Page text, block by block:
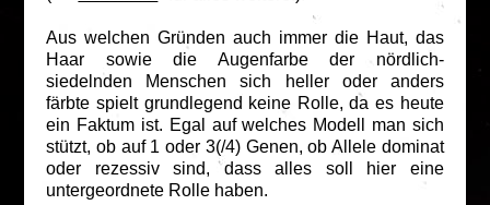
Aus welchen Gründen auch immer die Haut, das
Haar sowie die Augenfarbe der nördlich-
siedelnden Menschen sich heller oder anders
färbte spielt grundlegend keine Rolle, da es heute
ein Faktum ist. Egal auf welches Modell man sich
stützt, ob auf 1 oder 3(/4) Genen, ob Allele dominat
oder rezessiv sind, dass alles soll hier eine
untergeordnete Rolle haben.